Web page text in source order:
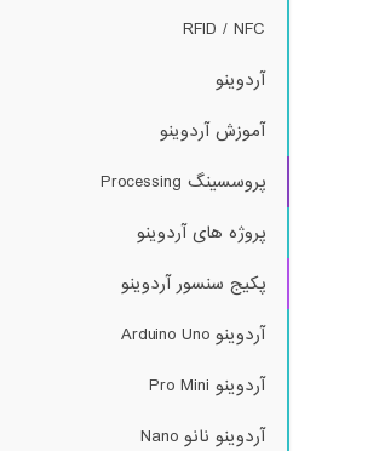
RFID / NFC
آردوینو
آموزش آردوینو
پروسسینگ Processing
پروژه های آردوینو
پکیج سنسور آردوینو
آردوینو Arduino Uno
آردوینو Pro Mini
آردوینو نانو Nano